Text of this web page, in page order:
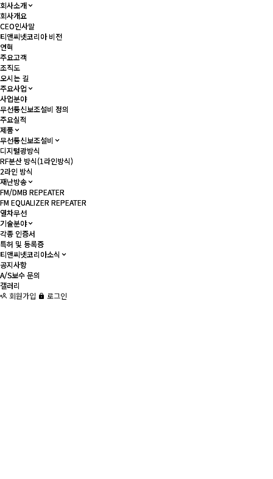
회사소개
회사개요
CEO인사말
티앤씨넷코리아 비전
연혁
주요고객
조직도
오시는 길
주요사업
사업분야
무선통신보조설비 정의
주요실적
제품
무선통신보조설비
디지털광방식
RF분산 방식(1라인방식)
2라인 방식
재난방송
FM/DMB REPEATER
FM EQUALIZER REPEATER
열차무선
기술분야
각종 인증서
특허 및 등록증
티앤씨넷코리아소식
공지사항
A/S보수 문의
갤러리
회사소개
회사개요
CEO인사말
티앤씨넷코리아 비전
연혁
주요고객
조직도
오시는 길
주요사업
사업분야
무선통신보조설비 정의
주요실적
제품
무선통신보조설비
디지털광방식
RF분산 방식(1라인방식)
2라인 방식
재난방송
FM/DMB REPEATER
FM EQUALIZER REPEATER
열차무선
기술분야
각종 인증서
특허 및 등록증
티앤씨넷코리아소식
공지사항
A/S보수 문의
갤러리
회원가입
로그인